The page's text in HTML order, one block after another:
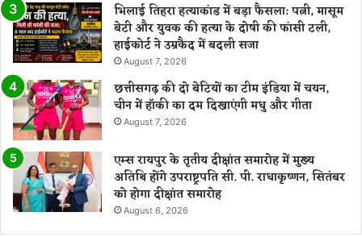
भिलाई तिहरा हत्याकांड में बड़ा फैसला: पत्नी, मासूम
बेटी और युवक की हत्या के दोषी की फांसी टली,
हाईकोर्ट ने उम्रकैद में बदली सजा
August 7, 2026
छत्तीसगढ़ की दो बेटियों का टीम इंडिया में चयन,
चीन में हॉकी का दम दिखाएंगी मधु और गीता
August 7, 2026
एम्स रायपुर के तृतीय दीक्षांत समारोह में मुख्य
अतिथि होंगे उपराष्ट्रपति सी. पी. राधाकृष्णन, सितंबर
को होगा दीक्षांत समारोह
August 6, 2026